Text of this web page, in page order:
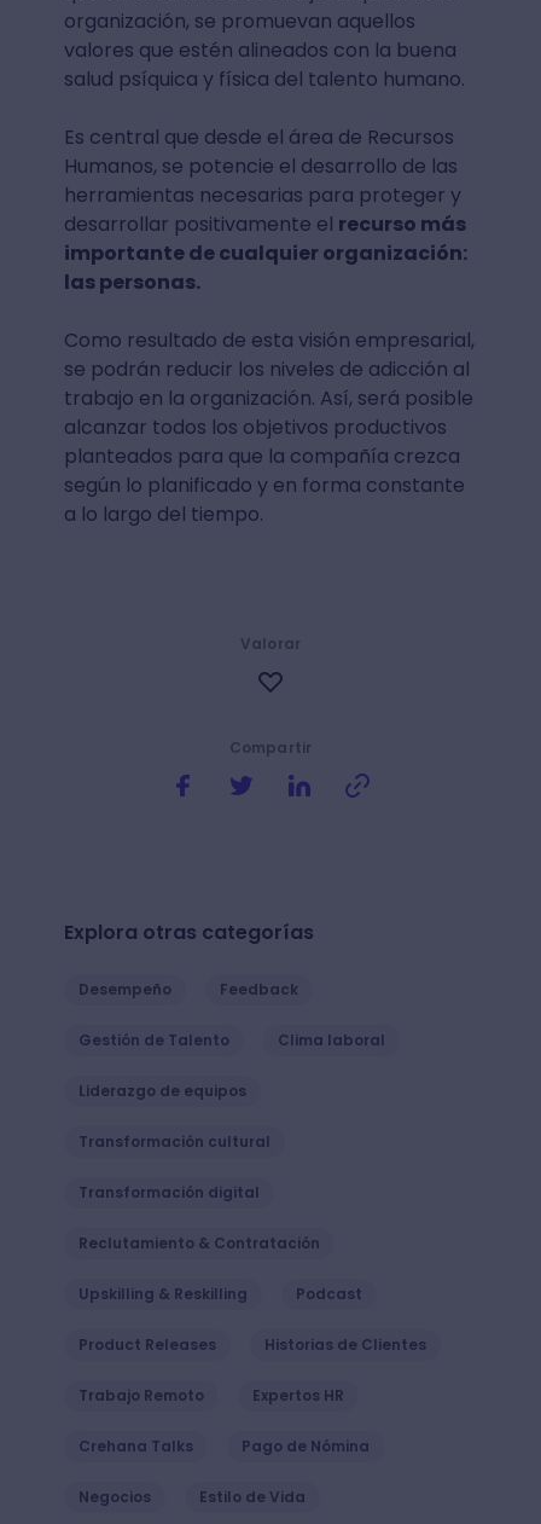
organización, se promuevan aquellos
valores que estén alineados con la buena
salud psíquica y física del talento humano.
Es central que desde el área de Recursos
Humanos, se potencie el desarrollo de las
herramientas necesarias para proteger y
desarrollar positivamente el recurso más
importante de cualquier organización:
las personas.
Como resultado de esta visión empresarial,
se podrán reducir los niveles de adicción al
trabajo en la organización. Así, será posible
alcanzar todos los objetivos productivos
planteados para que la compañía crezca
según lo planificado y en forma constante
a lo largo del tiempo.
Compartir
Valorar
Explora otras categorías
Desempeño Feedback
Gestión de Talento Clima laboral
Liderazgo de equipos
Transformación cultural
Transformación digital
Reclutamiento & Contratación
Upskilling & Reskilling Podcast
Product Releases Historias de Clientes
Trabajo Remoto Expertos HR
Crehana Talks Pago de Nómina
Negocios Estilo de Vida